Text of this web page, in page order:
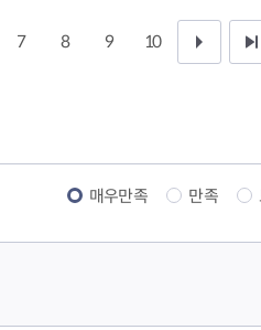
7 8 9 10 끝
매우만족 만족